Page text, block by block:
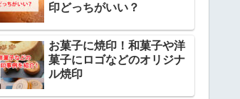
印どっちがいい？
お菓子に焼印！和菓子や洋
菓子にロゴなどのオリジナ
ル焼印